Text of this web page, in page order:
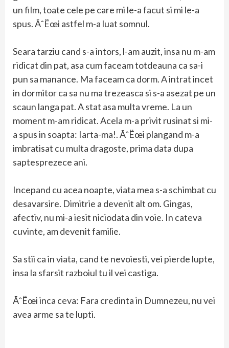
un film, toate cele pe care mi le-a facut si mi le-a
spus. ÃˆËœi astfel m-a luat somnul.
Seara tarziu cand s-a intors, l-am auzit, insa nu m-am
ridicat din pat, asa cum faceam totdeauna ca sa-i
pun sa manance. Ma faceam ca dorm. A intrat incet
in dormitor ca sa nu ma trezeasca si s-a asezat pe un
scaun langa pat. A stat asa multa vreme. La un
moment m-am ridicat. Acela m-a privit rusinat si mi-
a spus in soapta: Iarta-ma!. ÃˆËœi plangand m-a
imbratisat cu multa dragoste, prima data dupa
saptesprezece ani.
Incepand cu acea noapte, viata mea s-a schimbat cu
desavarsire. Dimitrie a devenit alt om. Gingas,
afectiv, nu mi-a iesit niciodata din voie. In cateva
cuvinte, am devenit familie.
Sa stii ca in viata, cand te nevoiesti, vei pierde lupte,
insa la sfarsit razboiul tu il vei castiga.
ÃˆËœi inca ceva: Fara credinta in Dumnezeu, nu vei
avea arme sa te lupti.